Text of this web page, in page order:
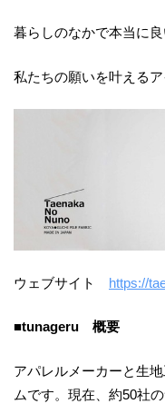
暮らしのなかで本当に
私たちの願いを叶える
ウェブサイト https://
■tunageru 概要
アパレルメーカーと生
ムです。現在、約50社